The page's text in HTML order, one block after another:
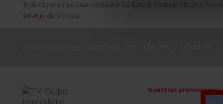
Todos los campos son obligatorios. Este sitio está protegido por
servicio de Google
Nuestras promociones